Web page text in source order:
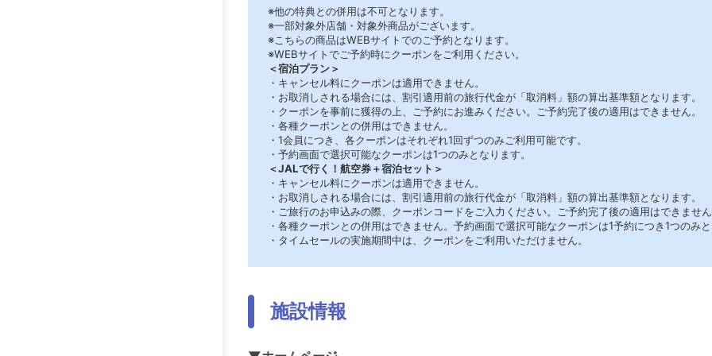
※他の特典との併用は不可となります。
※一部対象外店舗・対象外商品がございます。
※こちらの商品はWEBサイトでのご予約となります。
※WEBサイトでご予約時にクーポンをご利用ください。
＜宿泊プラン＞
・キャンセル料にクーポンは適用できません。
・お取消しされる場合には、割引適用前の旅行代金が「取消料」額の算出基準額となります。
・クーポンを事前に獲得の上、ご予約にお進みください。ご予約完了後の適用はできません。
・各種クーポンとの併用はできません。
・1会員につき、各クーポンはそれぞれ1回ずつのみご利用可能です。
・予約画面で選択可能なクーポンは1つのみとなります。
＜JALで行く！航空券＋宿泊セット＞
・キャンセル料にクーポンは適用できません。
・お取消しされる場合には、割引適用前の旅行代金が「取消料」額の算出基準額となります。
・ご旅行のお申込みの際、クーポンコードをご入力ください。ご予約完了後の適用はできません
・各種クーポンとの併用はできません。予約画面で選択可能なクーポンは1予約につき1つのみと
・タイムセールの実施期間中は、クーポンをご利用いただけません。
施設情報